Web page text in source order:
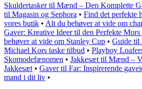
Skuldertasker til Mænd – Den Komplette
til Magasin og Sephora • Find det perfekte
vores butik • Alt du behøver at vide om
Gaver: Kreative Ideer til den Perfekte
behøver at vide om Stanley Cup • Guide til
Michael Kors taske tilbud • Playboy
Skomodefænomen • Jakkesæt til Mænd –
Jakkesæt • Gaver til Far: Inspirerende
mand i dit liv •